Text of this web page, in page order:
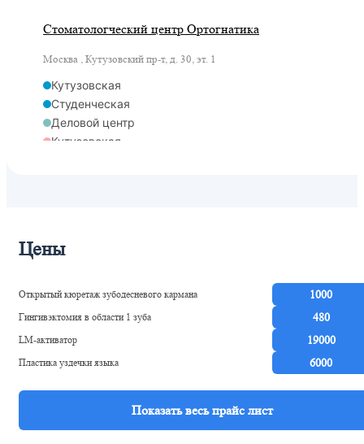
Стоматологческий центр Ортогнатика
Москва , Кутузовский пр-т, д. 30, эт. 1
Кутузовская
Студенческая
Деловой центр
Кутузовская
Цены
Открытый кюретаж зубодесневого кармана 1000
Гингивэктомия в области 1 зуба 480
LM-активатор 19000
Пластика уздечки языка 6000